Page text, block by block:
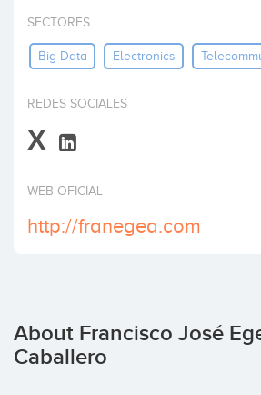
Invest
SECTORES
Big Data Electronics
REDES SOCIALES
X
WEB OFICIAL
http://franegea.com
About Francisco José
Caballero